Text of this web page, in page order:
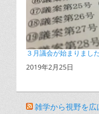
３月議会が始まりまし
日付
2019年2月25日
雑学から視野を広